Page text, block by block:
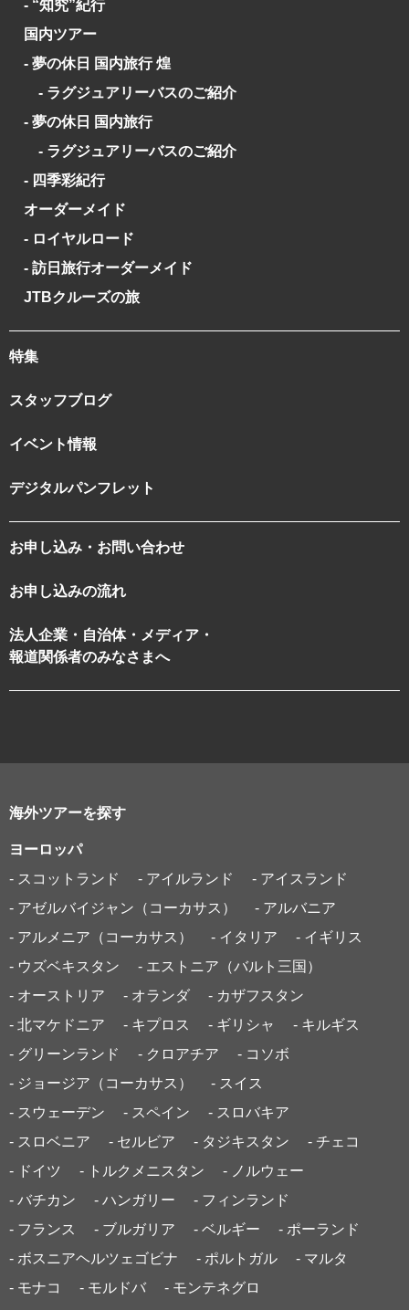
- “知究”紀行
国内ツアー
- 夢の休日 国内旅行 煌
- ラグジュアリーバスのご紹介
- 夢の休日 国内旅行
- ラグジュアリーバスのご紹介
- 四季彩紀行
オーダーメイド
- ロイヤルロード
- 訪日旅行オーダーメイド
JTBクルーズの旅
特集
スタッフブログ
イベント情報
デジタルパンフレット
お申し込み・お問い合わせ
お申し込みの流れ
法人企業・自治体・メディア・
報道関係者のみなさまへ
海外ツアーを探す
ヨーロッパ
- スコットランド
- アイルランド
- アイスランド
- アゼルバイジャン（コーカサス）
- アルバニア
- アルメニア（コーカサス）
- イタリア
- イギリス
- ウズベキスタン
- エストニア（バルト三国）
- オーストリア
- オランダ
- カザフスタン
- 北マケドニア
- キプロス - ギリシャ
- キルギス
- グリーンランド
- クロアチア
- コソボ
- ジョージア（コーカサス）
- スイス
- スウェーデン
- スペイン
- スロバキア
- スロベニア
- セルビア - タジキスタン
- チェコ
- ドイツ
- トルクメニスタン
- ノルウェー
- バチカン
- ハンガリー
- フィンランド
- フランス
- ブルガリア - ベルギー
- ポーランド
- ボスニアヘルツェゴビナ
- ポルトガル
- マルタ
- モナコ
- モルドバ
- モンテネグロ